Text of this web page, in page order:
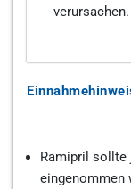
verursachen.
Ramipril sollte
eingenommen